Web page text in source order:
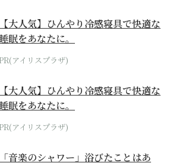
【大人気】ひんやり冷感寝具で快適な
睡眠をあなたに。
アイリスプラザ)
【大人気】ひんやり冷感寝具で快適な
睡眠をあなたに。
アイリスプラザ)
「音楽のシャワー」浴びたことはあ